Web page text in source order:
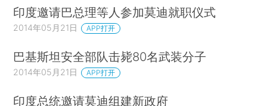
印度邀请巴总理等人参加莫迪就职仪式
2014年05月21日 APP打开
巴基斯坦安全部队击毙80名武装分子
2014年05月21日 APP打开
印度总统邀请莫迪组建新政府